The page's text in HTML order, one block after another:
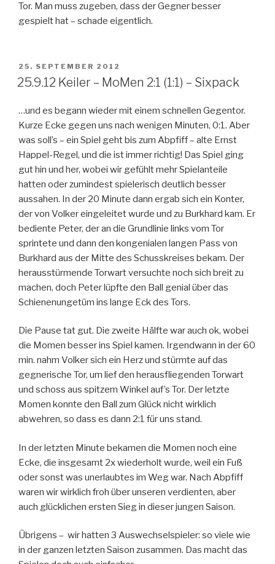
Tor. Man muss zugeben, dass der Gegner besser
gespielt hat – schade eigentlich.
VERÖFFENTLICHT
AM
25. SEPTEMBER 2012
25.9.12 Keiler – MoMen 2:1 (1:1) – Sixpack
…und es begann wieder mit einem schnellen Gegentor.
Kurze Ecke gegen uns nach wenigen Minuten, 0:1. Aber
was soll’s – ein Spiel geht bis zum Abpfiff – alte Ernst
Happel-Regel, und die ist immer richtig! Das Spiel ging
gut hin und her, wobei wir gefühlt mehr Spielanteile
hatten oder zumindest spielerisch deutlich besser
aussahen. In der 20 Minute dann ergab sich ein Konter,
der von Volker eingeleitet wurde und zu Burkhard kam. Er
bediente Peter, der an die Grundlinie links vom Tor
sprintete und dann den kongenialen langen Pass von
Burkhard aus der Mitte des Schusskreises bekam. Der
herausstürmende Torwart versuchte noch sich breit zu
machen, doch Peter lüpfte den Ball genial über das
Schienenungetüm ins lange Eck des Tors.
Die Pause tat gut. Die zweite Hälfte war auch ok, wobei
die Momen besser ins Spiel kamen. Irgendwann in der 60
min. nahm Volker sich ein Herz und stürmte auf das
gegnerische Tor, um lief den herausfliegenden Torwart
und schoss aus spitzem Winkel auf’s Tor. Der letzte
Momen konnte den Ball zum Glück nicht wirklich
abwehren, so dass es dann 2:1 für uns stand.
In der letzten Minute bekamen die Momen noch eine
Ecke, die insgesamt 2x wiederholt wurde, weil ein Fuß
oder sonst was unerlaubtes im Weg war. Nach Abpfiff
waren wir wirklich froh über unseren verdienten, aber
auch glücklichen ersten Sieg in dieser jungen Saison.
Übrigens – wir hatten 3 Auswechselspieler: so viele wie
in der ganzen letzten Saison zusammen. Das macht das